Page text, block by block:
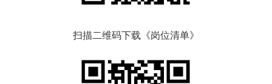
扫描二维码下载《岗位清单》